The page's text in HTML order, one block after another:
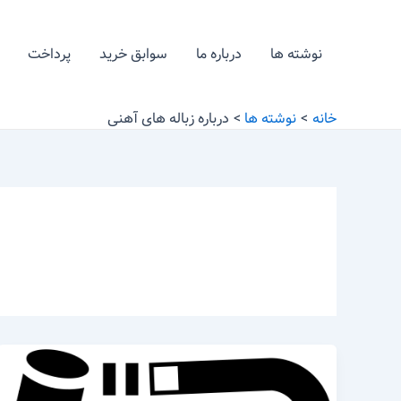
نوشته ها درباره ما سوابق خرید پرداخت
خانه نوشته ها درباره زباله های آهنی